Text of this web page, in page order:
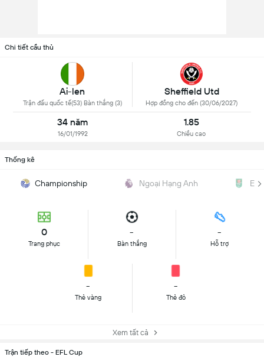
Chi tiết cầu thủ
Ai-len
Trận đấu quốc tế(53) Bàn thắng (3)
Sheffield Utd
Hợp đồng cho đến (30/06/2027)
34 năm
16/01/1992
1.85
Chiều cao
Thống kê
Championship Ngoại Hạng Anh
0
Trang phục
-
Bàn thắng
-
Hỗ trợ
-
Thẻ vàng
-
Thẻ đỏ
Xem tất cả
Trận tiếp theo - EFL Cup